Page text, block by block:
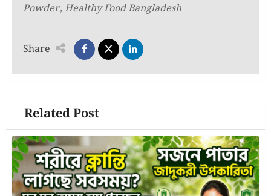
Powder, Healthy Food Bangladesh
Share
Related Post